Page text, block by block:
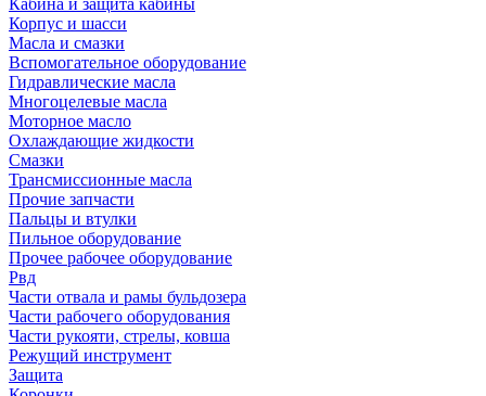
Корпус и шасси
Масла и смазки
Вспомогательное оборудование
Гидравлические масла
Многоцелевые масла
Моторное масло
Охлаждающие жидкости
Смазки
Трансмиссионные масла
Прочие запчасти
Пальцы и втулки
Пильное оборудование
Прочее рабочее оборудование
Рвд
Части отвала и рамы бульдозера
Части рабочего оборудования
Части рукояти, стрелы, ковша
Режущий инструмент
Защита